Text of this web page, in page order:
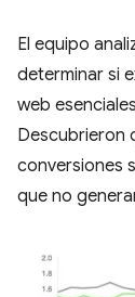
El equipo
determinar si
web
Descubrieron
conversiones
que no